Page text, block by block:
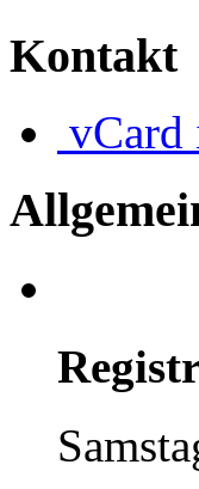
Kontakt
vCard